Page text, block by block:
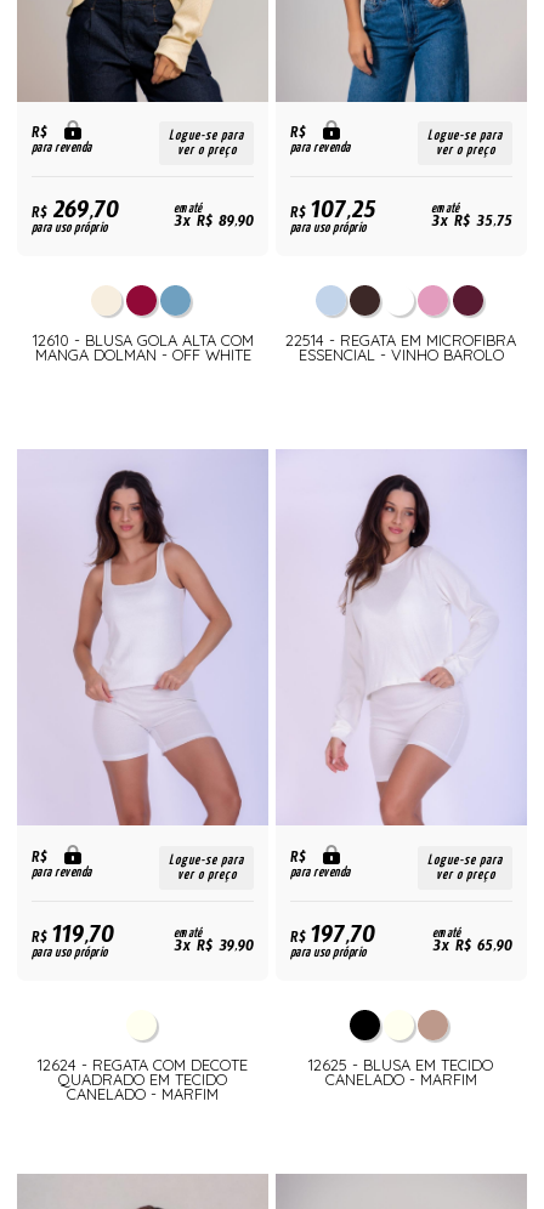
R$
para revenda
Logue-se para
ver o preço
R$269,70
para uso próprio
em até
3x R$ 89,90
12610 - BLUSA GOLA ALTA COM
MANGA DOLMAN - OFF WHITE
R$
para revenda
Logue-se para
ver o preço
R$107,25
para uso próprio
em até
3x R$ 35,75
22514 - REGATA EM MICROFIBRA
ESSENCIAL - VINHO BAROLO
R$
para revenda
Logue-se para
ver o preço
R$119,70
para uso próprio
em até
3x R$ 39,90
12624 - REGATA COM DECOTE
QUADRADO EM TECIDO
CANELADO - MARFIM
R$
para revenda
Logue-se para
ver o preço
R$197,70
para uso próprio
em até
3x R$ 65,90
12625 - BLUSA EM TECIDO
CANELADO - MARFIM